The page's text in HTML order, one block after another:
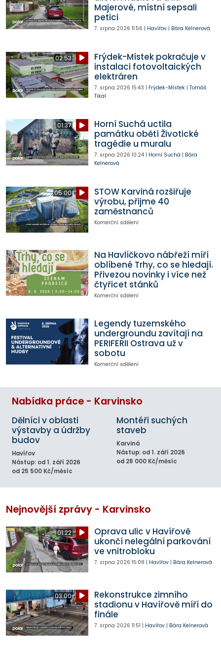
Majerové, místní sepsali
petici
7. srpna 2026 11:56 | Havířov| Bára Kelnerová
02:53
Frýdek-Místek pokračuje v
instalaci fotovoltaických
elektráren
7. srpna 2026 15:43 | Frýdek-Místek| Tomáš
Tikal
01:37
Horní Suchá uctila
památku obětí Životické
tragédie u muralu
7. srpna 2026 10:24| Horní Suchá | Bára
Kelnerová
05:00
STOW Karviná rozšiřuje
výrobu, přijme 40
zaměstnanců
Komerční sdělení
Na Havlíčkovo nábřeží míří
oblíbené Trhy, co se hledají.
Přivezou novinky i více než
čtyřicet stánků
Komerční sdělení
Legendy tuzemského
undergroundu zavítají na
PERIFERII Ostrava už v
sobotu
Komerční sdělení
Nabídka práce - Karvinsko
Dělníci v oblasti
výstavby a údržby
budov
Havířov
Nástup: od 1. září 2026
od 25 500 Kč/měsíc
Montéři suchých
staveb
Karviná
Nástup: od 1. září 2026
od 28 000 Kč/měsíc
Nejnovější zprávy - Karvinsko
01:22
Oprava ulic v Havířově
ukončí nelegální parkování
ve vnitrobloku
7. srpna 2026 15:08 | Havířov| Bára Kelnerová
03:00
Rekonstrukce zimního
stadionu v Havířově míří do
finále
7. srpna 2026 11:51 | Havířov| Bára Kelnerová